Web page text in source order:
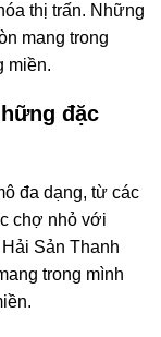
thị trấn. Những
mang trong
miền.
đặc
đa dạng, từ các
chợ nhỏ với
Sản Thanh
trong mình